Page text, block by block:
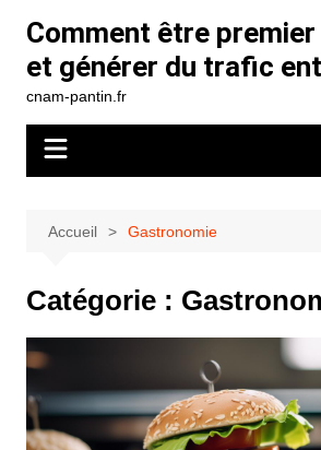
contenu
Comment être
et générer du trafic
cnam-pantin.fr
Accueil Gastronomie
Catégorie :